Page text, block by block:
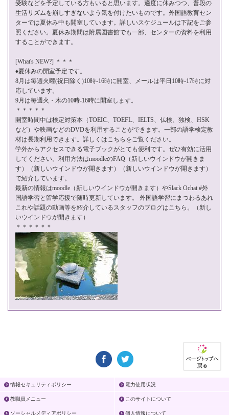
受験などを予定している方もいると思います。適度に休みつつ、普段の
生活リズムを崩しすぎないよう気を付けたいものです。外国語教育セン
ターでは夏休み中も開室しています。詳しいスケジュールは下記をご参
照ください。夏休み期間は附属図書館でも一部、センターの資料を利用
することができます。
[What's NEW?] ＊＊＊
♦夏休みの開室予定です。
8月は毎週火曜(祝日除く)10時-16時に開室、メールは平日10時-17時に対
応しています。
9月は毎週火・木の10時-16時に開室します。
＊＊＊＊＊
開室時間中は検定対策本（TOEIC、TOEFL、IELTS、仏検、独検、HSK
など）や映画などのDVDを利用することができます。一部の語学検定教
材は長期利用できます。詳しくは こちら をご覧ください。
学外からアクセスできる電子ブックがとても便利です。ぜひ有効に活用
してください。利用方法はmoodleのFAQ （新しいウインドウが開きま
す）（新しいウインドウが開きます）（新しいウインドウが開きます）
で紹介しています。
最新の情報はmoodle （新しいウインドウが開きます）やSlack Ochat #外
国語学習と留学応援で随時更新しています。 外国語学習にまつわるあれ
これや話題の動画等を紹介している スタッフのブログはこちら。
（新し
いウインドウが開きます）
＊＊＊＊＊＊
情報セキュリティポリシー 電力使用状況
教職員メニュー このサイトについて
ソーシャルメディアポリシー 個人情報について